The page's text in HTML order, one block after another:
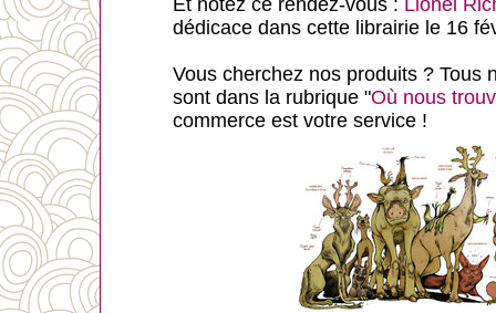
Et notez ce rendez-vous : Lionel
dédicace dans cette librairie le 16
Vous cherchez nos produits ? Tous
sont dans la rubrique "Où nous
commerce est votre service !